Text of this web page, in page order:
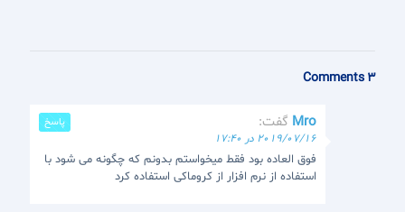
3 Comments
Mro گفت:
2019/07/16 در 17:40
فوق العاده بود فقط میخواستم بدونم که چگونه می شود با
استفاده از نرم افزار از کروماکی استفاده کرد
پاسخ